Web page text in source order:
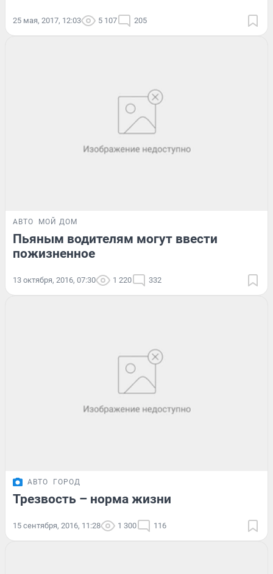
25 мая, 2017, 12:03 5 107 205
АВТО МОЙ ДОМ
Пьяным водителям могут ввести
пожизненное
13 октября, 2016, 07:30 1 220 332
АВТО ГОРОД
Трезвость – норма жизни
15 сентября, 2016, 11:28 1 300 116